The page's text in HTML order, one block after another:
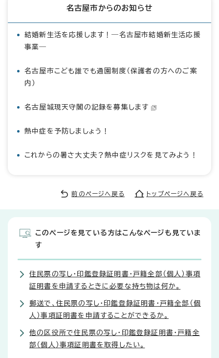
名古屋市からのお知らせ
結婚新生活を応援します！―名古屋市結婚新生活応援
事業―
名古屋市こども誰でも通園制度（保護者の方へのご案
内）
名古屋城現天守閣の記録を募集します
熱中症を予防しましょう！
これからの暑さ大丈夫？熱中症リスクを見てみよう！
前のページへ戻る トップページへ戻る
このページを見ている方はこんなページも見ていま
す
住民票の写し・印鑑登録証明書・戸籍全部（個人）事項
証明書を申請するときに必要な持ち物は何か。
郵送で、住民票の写し・印鑑登録証明書・戸籍全部（個
人）事項証明書を申請することができるか。
他の区役所で住民票の写し・印鑑登録証明書・戸籍全
部（個人）事項証明書を取得したい。